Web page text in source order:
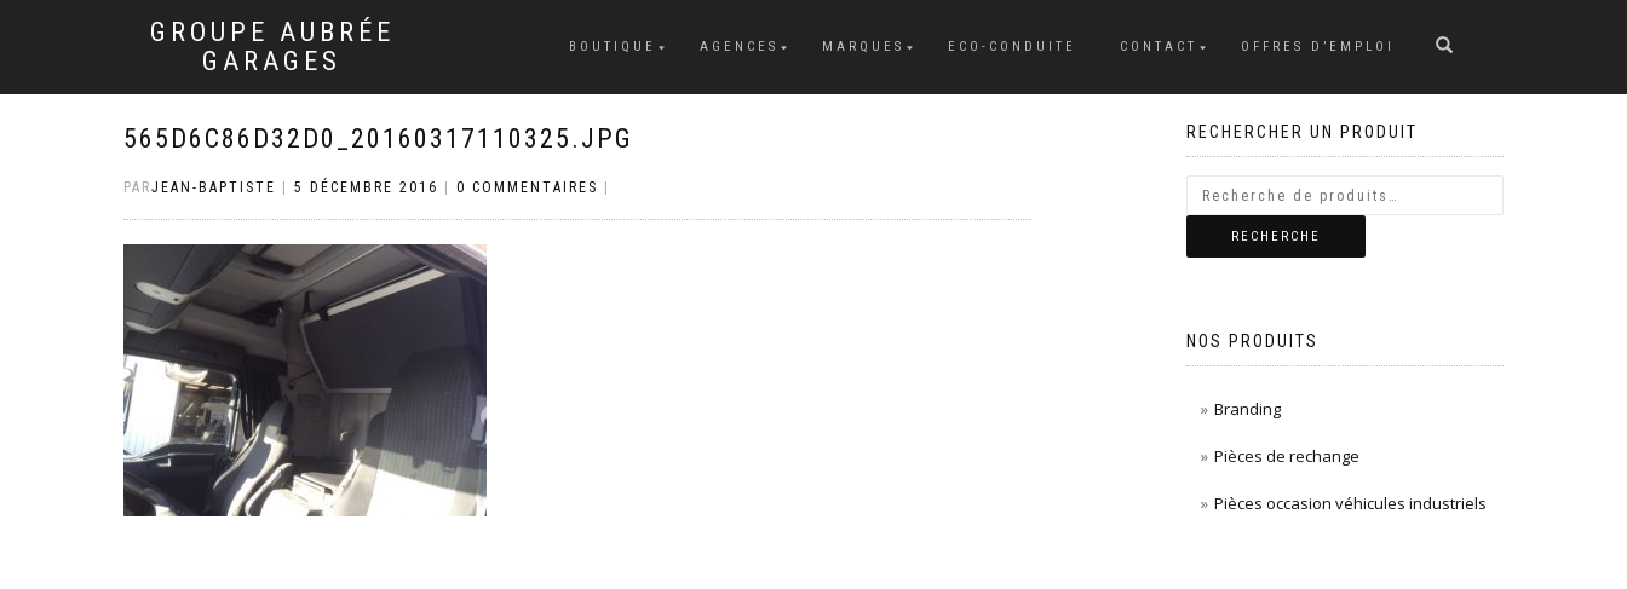
GROUPE AUBRÉE
GARAGES
BOUTIQUE AGENCES MARQUES ECO-CONDUITE CONTACT OFFRES D’EMPLOI
565D6C86D32D0_20160317110325.JPG
PARJEAN-BAPTISTE 5 DÉCEMBRE 2016 0 COMMENTAIRES
RECHERCHER UN PRODUIT
RECHERCHE
NOS PRODUITS
Branding
Pièces de rechange
Pièces occasion véhicules industriels